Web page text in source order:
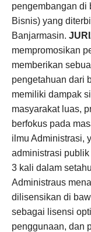
pengembangan di
Bisnis) yang
Banjarmasin.
mempromosikan
memberikan
pengetahuan dari
memiliki dampak
masyarakat luas,
berfokus pada
ilmu Administrasi,
administrasi
3 kali dalam
Administraus
dilisensikan di
sebagai lisensi
penggunaan, dan